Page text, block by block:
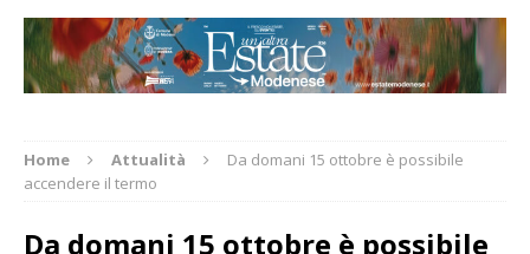
Home Attualità
Da domani 15 ottobre è possibile
accendere il termo
Da domani 15 ottobre è possibile